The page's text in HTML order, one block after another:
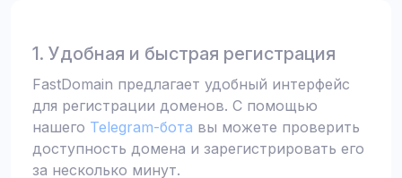
1. Удобная и быстрая регистрация
FastDomain предлагает удобный интерфейс
для регистрации доменов. С помощью
нашего Telegram-бота вы можете проверить
доступность домена и зарегистрировать его
за несколько минут.